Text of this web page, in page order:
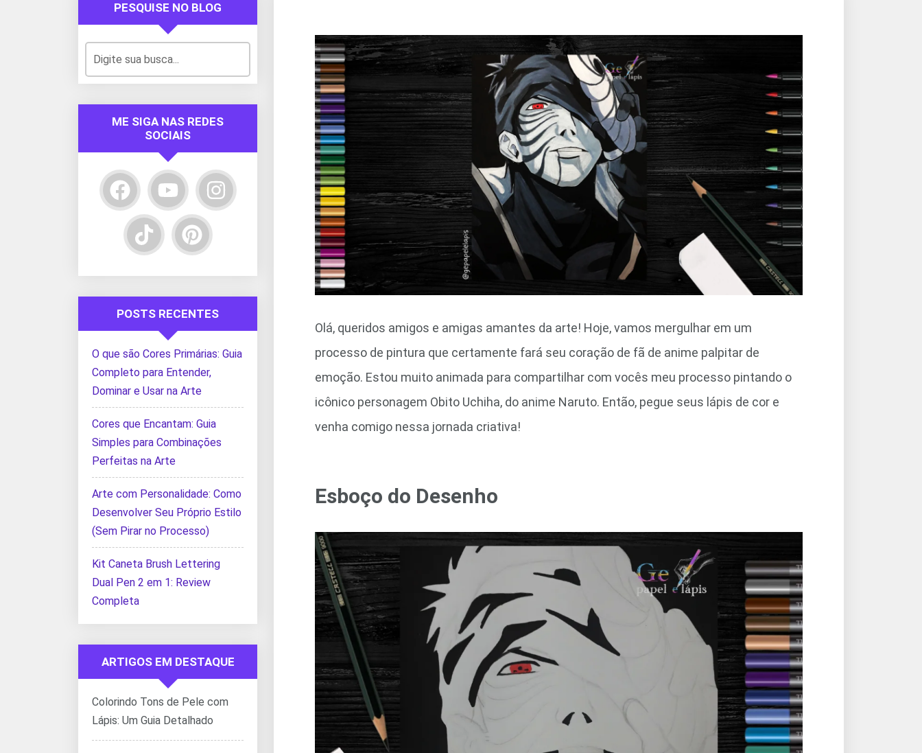
Olá, queridos amigos e amigas amantes da arte! Hoje, vamos mergulhar em um
processo de pintura que certamente fará seu coração de fã de anime palpitar de
emoção. Estou muito animada para compartilhar com vocês meu processo pintando o
icônico personagem Obito Uchiha, do anime Naruto. Então, pegue seus lápis de cor e
venha comigo nessa jornada criativa!
Esboço do Desenho
PESQUISE NO BLOG
ME SIGA NAS REDES
SOCIAIS
POSTS RECENTES
O que são Cores Primárias: Guia
Completo para Entender,
Dominar e Usar na Arte
Cores que Encantam: Guia
Simples para Combinações
Perfeitas na Arte
Arte com Personalidade: Como
Desenvolver Seu Próprio Estilo
(Sem Pirar no Processo)
Kit Caneta Brush Lettering
Dual Pen 2 em 1: Review
Completa
ARTIGOS EM DESTAQUE
Colorindo Tons de Pele com
Lápis: Um Guia Detalhado